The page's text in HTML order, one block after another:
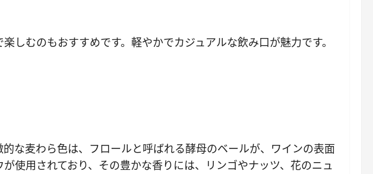
しむのもおすすめです。軽やかでカジュアルな飲み口が魅力です。
な麦わら色は、フロールと呼ばれる酵母のベールが、ワインの表面
使用されており、その豊かな香りには、リンゴやナッツ、花のニュ